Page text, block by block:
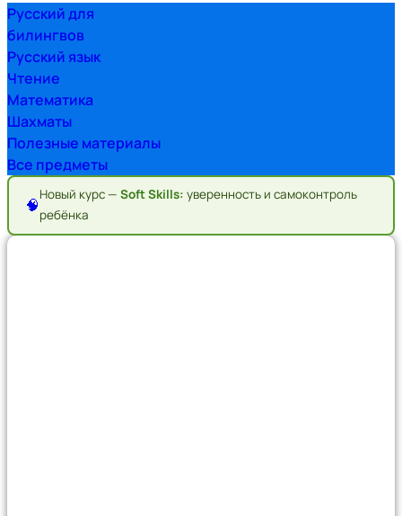
Русский для
билингвов
Русский язык
Чтение
Математика
Шахматы
Полезные материалы
Все предметы
🧠
Новый курс — Soft Skills: уверенность и самоконтроль
ребёнка